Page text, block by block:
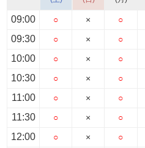
09:00
09:30
10:00
10:30
11:00
11:30
12:00
○
○
○
○
○
○
○
×
×
×
×
×
×
×
○
○
○
○
○
○
○